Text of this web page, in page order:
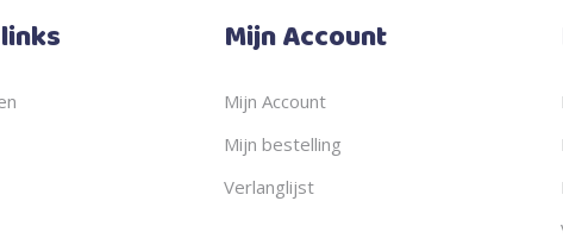
Mijn Account
Mijn Account
Mijn bestelling
Verlanglijst